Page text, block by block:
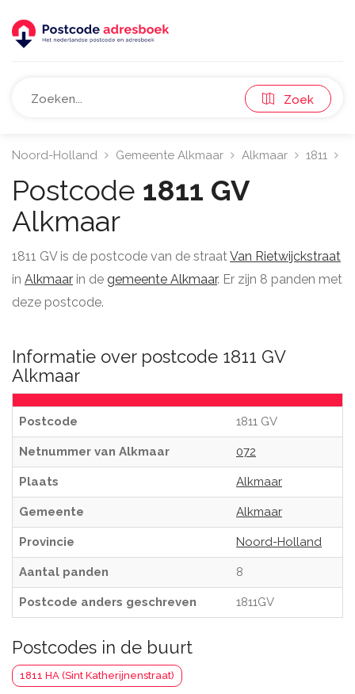
Zoek
Noord-Holland Gemeente Alkmaar Alkmaar 1811
Postcode 1811 GV
Alkmaar
1811 GV is de postcode van de straatVan Rietwijckstraat
in Alkmaar in de gemeente Alkmaar. Er zijn 8 panden met
deze postcode.
Informatie over postcode 1811 GV
Alkmaar
Postcode 1811 GV
Netnummer van Alkmaar 072
Plaats Alkmaar
Gemeente Alkmaar
Provincie Noord-Holland
Aantal panden 8
Postcode anders geschreven 1811GV
Postcodes in de buurt
1811 HA (Sint Katherijnenstraat)